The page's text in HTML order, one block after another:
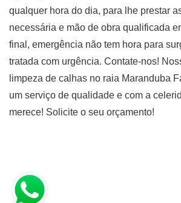
qualquer hora do dia, para lhe prestar
necessária e mão de obra qualificada
final, emergência não tem hora para
tratada com urgência. Contate-nos!
limpeza de calhas no raia Maranduba
um serviço de qualidade e com a
merece! Solicite o seu orçamento!